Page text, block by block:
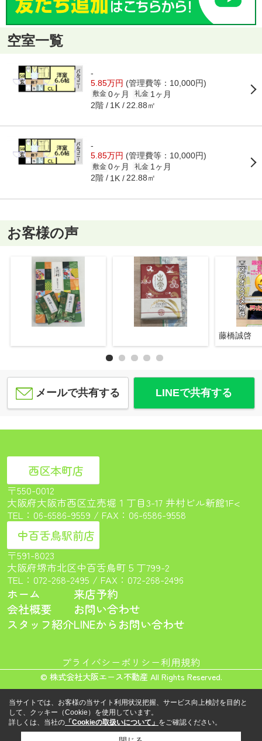
空室一覧
-
5.85万円 (管理費等：10,000円)
敷金 0ヶ月 礼金 1ヶ月
2階 1K 22.88㎡
-
5.85万円 (管理費等：10,000円)
敷金 0ヶ月 礼金 1ヶ月
2階 1K 22.88㎡
お客様の声
藤橋誠啓
メールで共有する LINEで共有する
西区本町店
〒550-0012
大阪府大阪市西区立売堀１丁目3-17 井村ビル新館1F<
TEL： 06-6586-9559 / FAX：06-6586-9558
中百舌鳥駅前店
〒591-8023
大阪府堺市北区中百舌鳥町５丁799-2
TEL： 072-268-2495 / FAX：072-268-2496
ホーム
会社概要
スタッフ紹介
来店予約
お問い合わせ
LINEからお問い合わせ
プライバシーポリシー利用規約
© 株式会社大阪エース不動産 All Rights Reserved.
当サイトでは、お客様の当サイト利用状況把握、サービス向上検討を目的と
して、クッキー（Cookie）を使用しています。
詳しくは、当社の 「Cookieの取扱いについて」 をご確認ください。